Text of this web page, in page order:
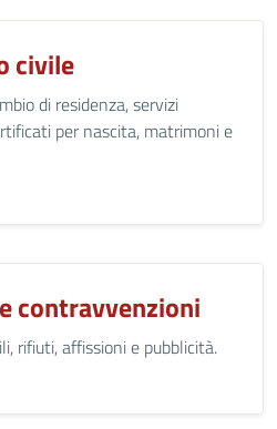
civile
di residenza, servizi
per nascita, matrimoni e
contravvenzioni
rifiuti, affissioni e pubblicità.